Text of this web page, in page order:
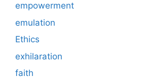
empowerment
emulation
Ethics
exhilaration
faith